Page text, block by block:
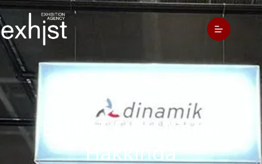
EXHIST Fuar Ajansı
Hakkında